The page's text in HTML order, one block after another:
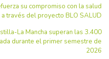
su compromiso con la salud
través del proyecto BLO SALUD
La Mancha superan las 3.400
durante el primer semestre de
2026